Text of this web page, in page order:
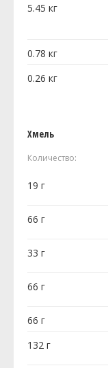
5.45 кг
0.78 кг
0.26 кг
Хмель
Количество:
19 г
66 г
33 г
66 г
66 г
132 г